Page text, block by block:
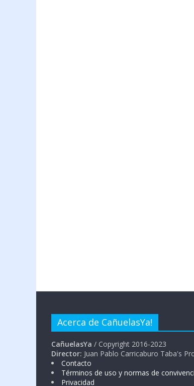
Acerca de CañuelasYa!
CañuelasYa / Copyright 2016-2023
Director: Juan Pablo Carricaburo Taba's
Contacto
Términos de uso y normas de
Privacidad